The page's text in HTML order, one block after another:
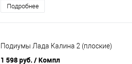
Подробнее
Подиумы Лада Калина 2 (плоские)
1 598 руб. / Компл